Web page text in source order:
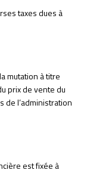
taxes dues à
mutation à titre
prix de vente du
de l’administration
est fixée à